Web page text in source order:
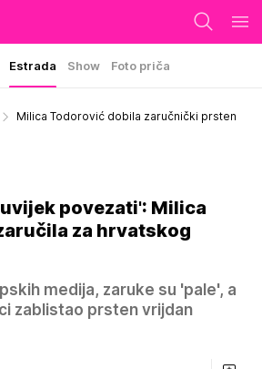
Estrada Show Foto priča
Milica Todorović dobila zaručnički prsten
povezati': Milica
za hrvatskog
medija, zaruke su 'pale', a
zablistao prsten vrijdan